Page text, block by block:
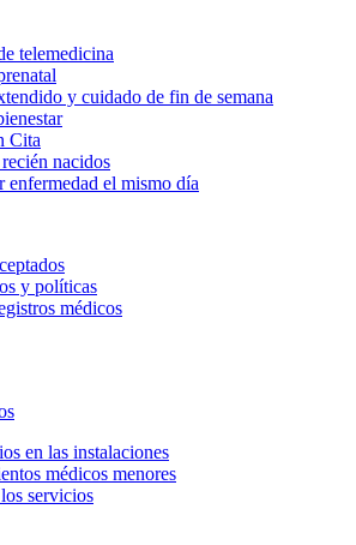
telemedicina
y cuidado de fin de semana
Cita
nacidos
enfermedad el mismo día
y políticas
médicos
en las instalaciones
médicos menores
servicios